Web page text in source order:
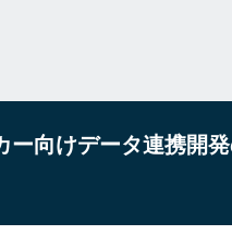
ー向けデータ連携開